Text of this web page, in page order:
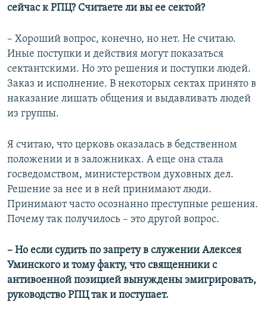
сейчас к РПЦ? Считаете ли вы ее сектой?
– Хороший вопрос, конечно, но нет. Не считаю.
Иные поступки и действия могут показаться
сектантскими. Но это решения и поступки людей.
Заказ и исполнение. В некоторых сектах принято в
наказание лишать общения и выдавливать людей
из группы.
Я считаю, что церковь оказалась в бедственном
положении и в заложниках. А еще она стала
госведомством, министерством духовных дел.
Решение за нее и в ней принимают люди.
Принимают часто осознанно преступные решения.
Почему так получилось – это другой вопрос.
– Но если судить по запрету в служении Алексея
Уминского и тому факту, что священники с
антивоенной позицией вынуждены эмигрировать,
руководство РПЦ так и поступает.